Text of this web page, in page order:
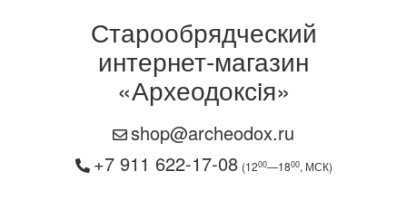
Старообрядческий
интернет-магазин
«Археодоксiя»
shop@archeodox.ru
+7 911 622-17-08 (1200—1800, МСК)